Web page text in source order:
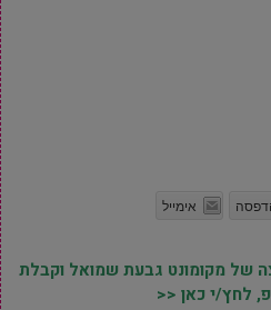
אימייל
של מקומונט גבעת שמואל וקבלת
לחץ/י כאן <<